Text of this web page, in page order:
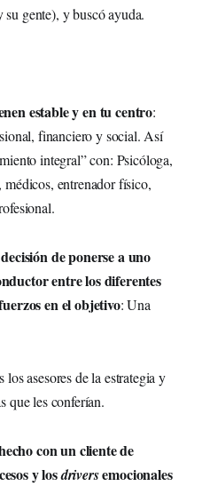
gente), y buscó ayuda.
estable y en tu centro:
financiero y social. Así
integral” con: Psicóloga,
entrenador físico,
de ponerse a uno
entre los diferentes
en el objetivo: Una
los asesores de la estrategia y
que les conferían.
con un cliente de
y losdriversemocionales